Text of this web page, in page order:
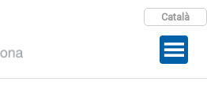
Català